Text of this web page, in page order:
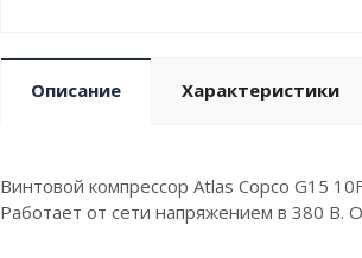
Описание Характеристики
Винтовой компрессор Atlas Copco G15
Работает от сети напряжением в 380